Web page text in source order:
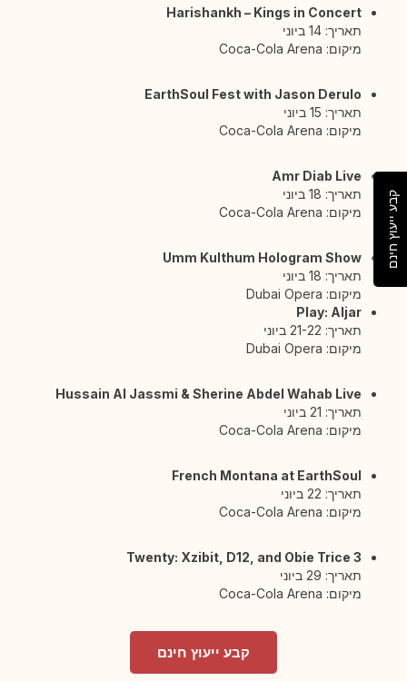
Harishankh – Kings in Concert
תאריך: 14 ביוני
מיקום: Coca-Cola Arena
EarthSoul Fest with Jason Derulo
תאריך: 15 ביוני
מיקום: Coca-Cola Arena
Amr Diab Live
תאריך: 18 ביוני
מיקום: Coca-Cola Arena
Umm Kulthum Hologram Show
תאריך: 18 ביוני
מיקום: Dubai Opera
Play: Aljar
תאריך: 21-22 ביוני
מיקום: Dubai Opera
Hussain Al Jassmi & Sherine Abdel Wahab Live
תאריך: 21 ביוני
מיקום: Coca-Cola Arena
French Montana at EarthSoul
תאריך: 22 ביוני
מיקום: Coca-Cola Arena
3 Twenty: Xzibit, D12, and Obie Trice
תאריך: 29 ביוני
מיקום: Coca-Cola Arena
קבע ייעוץ חינם
קבע ייעוץ חינם